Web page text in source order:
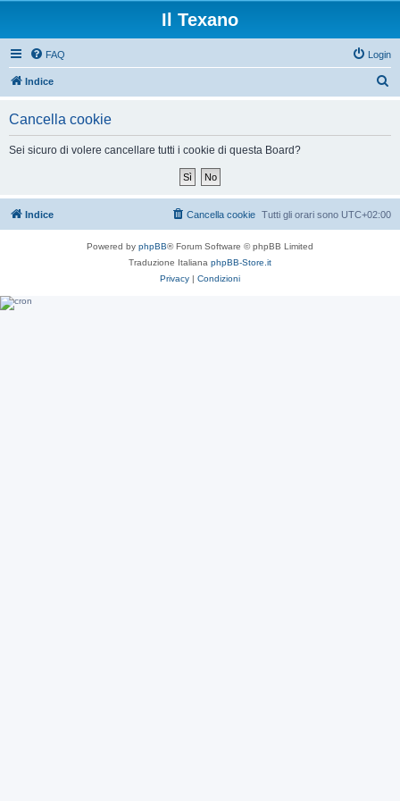
Il Texano
FAQ Login
Indice
Cancella cookie
Sei sicuro di volere cancellare tutti i cookie di questa Board?
Indice Tutti gli orari sono UTC+02:00
Cancella cookie
Powered by phpBB® Forum Software © phpBB Limited
Traduzione Italiana phpBB-Store.it
Privacy | Condizioni